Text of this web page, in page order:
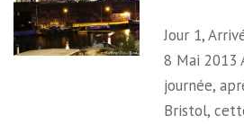
Jour 1,
8 Mai 2013
journée,
Bristol,